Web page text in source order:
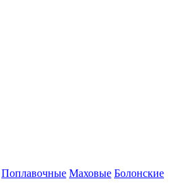
Поплавочные Маховые Болонские